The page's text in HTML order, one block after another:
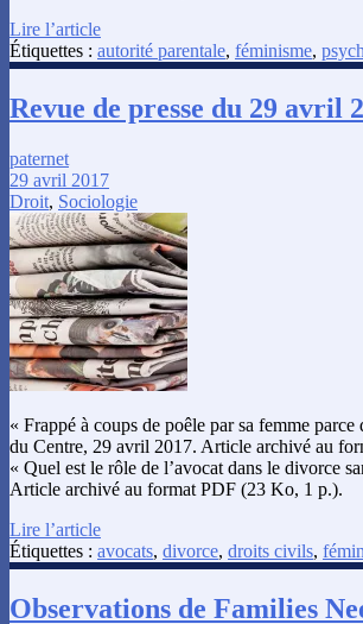
Lire l’article
Étiquettes : autorité parentale, féminisme,
Revue de presse du 29 avril
paternet
29 avril 2017
Droit, Sociologie
« Frappé à coups de poêle par sa femme
du Centre, 29 avril 2017. Article archivé au
« Quel est le rôle de l’avocat dans le divorce
Article archivé au format PDF (23 Ko, 1 p.).
Lire l’article
Étiquettes : avocats, divorce, droits civils,
Observations de Families